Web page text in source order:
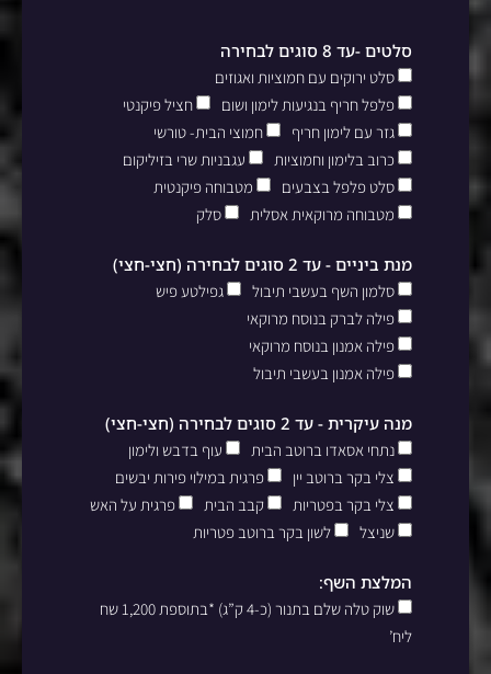
סלטים -עד 8 סוגים לבחירה
סלט ירוקים עם חמוציות ואגוזים
פלפל חריף בנגיעות לימון ושום
חציל פיקנטי
גזר עם לימון חריף
חמוצי הבית- טורשי
כרוב בלימון וחמוציות
עגבניות שרי בזיליקום
סלט פלפל בצבעים
מטבוחה פיקנטית
מטבוחה מרוקאית אסלית
סלק
מנת ביניים - עד 2 סוגים לבחירה (חצי-חצי)
סלמון השף בעשבי תיבול
גפילטע פיש
פילה לברק בנוסח מרוקאי
פילה אמנון בנוסח מרוקאי
פילה אמנון בעשבי תיבול
מנה עיקרית - עד 2 סוגים לבחירה (חצי-חצי)
נתחי אסאדו ברוטב הבית
עוף בדבש ולימון
צלי בקר ברוטב יין
פרגית במילוי פירות יבשים
צלי בקר בפטריות
קבב הבית
פרגית על האש
שניצל
לשון בקר ברוטב פטריות
המלצת השף:
שוק טלה שלם בתנור (כ-4 ק”ג) *בתוספת 1,200 שח
ליח’